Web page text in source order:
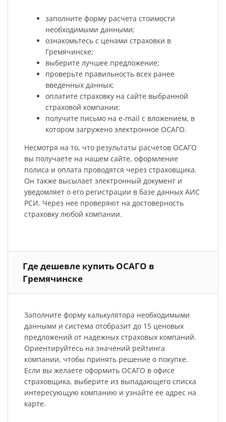
заполните форму расчета стоимости
необходимыми данными;
ознакомьтесь с ценами страховки в
Гремячинске;
выберите лучшее предложение;
проверьте правильность всех ранее
введенных данных;
оплатите страховку на сайте выбранной
страховой компании;
получите письмо на e-mail с вложением, в
котором загружено электронное ОСАГО.
Несмотря на то, что результаты расчетов ОСАГО
вы получаете на нашем сайте, оформление
полиса и оплата проводятся через страховщика.
Он также высылает электронный документ и
уведомляет о его регистрации в базе данных АИС
РСИ. Через нее проверяют на достоверность
страховку любой компании.
Где дешевле купить ОСАГО в
Гремячинске
Заполните форму калькулятора необходимыми
данными и система отобразит до 15 ценовых
предложений от надежных страховых компаний.
Ориентируйтесь на значений рейтинга
компании, чтобы принять решение о покупке.
Если вы желаете оформить ОСАГО в офисе
страховщика, выберите из выпадающего списка
интересующую компанию и узнайте ее адрес на
карте.